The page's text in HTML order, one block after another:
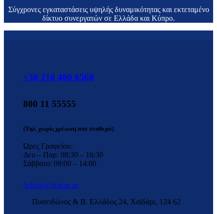
Σύγχρονες εγκαταστάσεις υψηλής δυναμικότητας και εκτεταμένο
δίκτυο συνεργατών σε Ελλάδα και Κύπρο.
+30 210 400 6568
800 11 55555
(Τηλ. χωρίς χρέωση απο σταθερό)
Ώρες Γραφείου:
Δευ – Παρ: 08:30 – 16:30
Σάββατο: 09:00 – 14:00
5clean@5clean.gr
Ποσειδώνος & Β. Ελλάδος 24, Χαϊδάρι, 124 62